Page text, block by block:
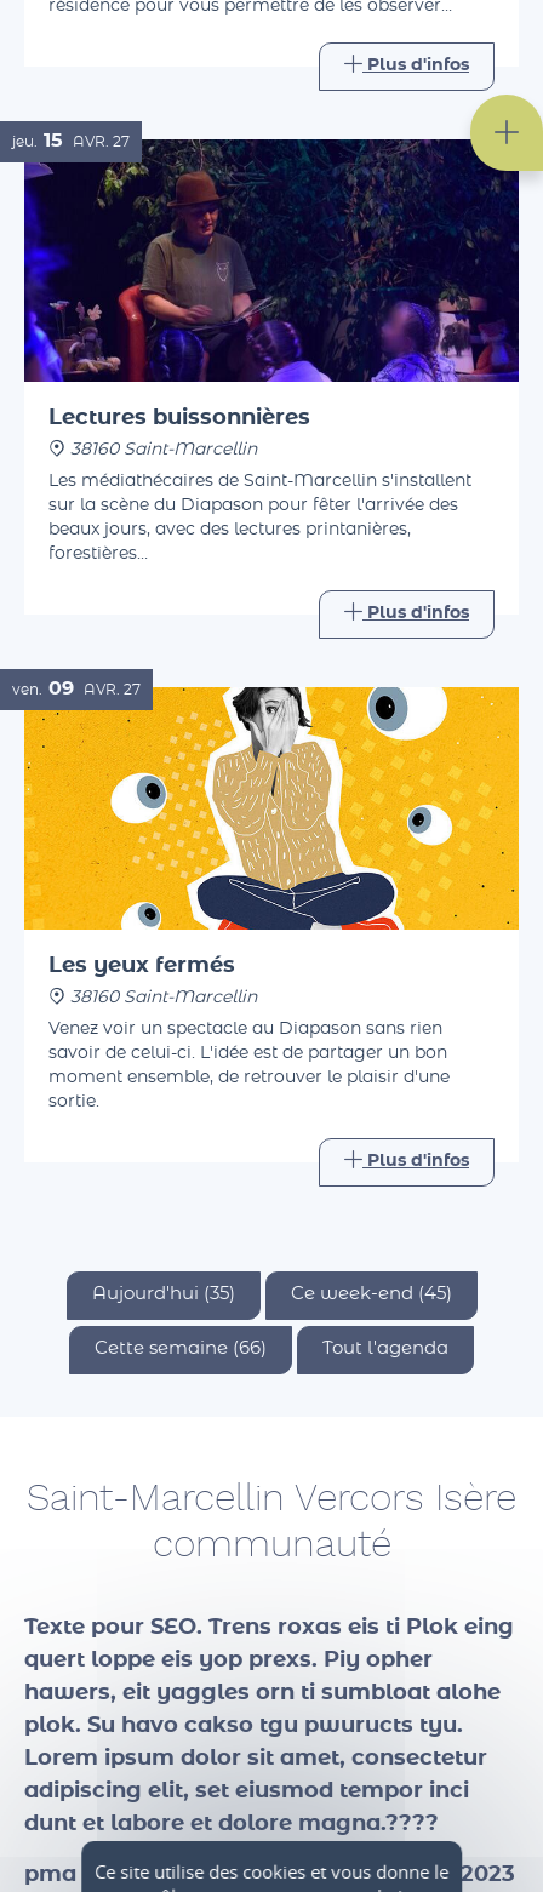
Ronron. La compagnie ouvre les portes de sa
résidence pour vous permettre de les observer
pendant leur travail, avant d'échanger avec eux
jeu. 15 AVR. 27
Lectures buissonnières
38160 Saint-Marcellin
Les médiathécaires de Saint-Marcellin s'installent
sur la scène du Diapason pour fêter l'arrivée des
ven. 09 AVR. 27
Les yeux fermés
38160 Saint-Marcellin
Venez voir un spectacle au Diapason sans rien
savoir de celui-ci. L'idée est de partager un bon
Aujourd'hui (35) Ce week-end (45)
Saint-Marcellin Vercors Isère
Texte pour SEO . Trens roxas eis ti Plok eing
quert loppe eis yop prexs. Piy opher
hawers, eit yaggles orn ti sumbloat alohe
plok. Su havo cakso tgu pwuructs tyu.
Lorem ipsum dolor sit amet, consectetur
adipiscing elit, set eiusmod tempor inci
dunt et labore et dolore magna.????
Ce site utilise des cookies et vous donne le